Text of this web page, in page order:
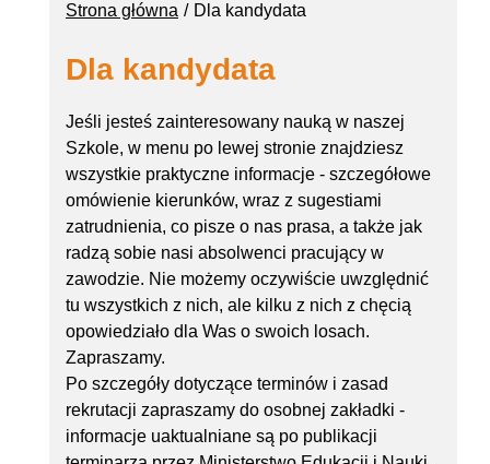
Strona główna Dla kandydata
Dla kandydata
Jeśli jesteś zainteresowany nauką w naszej
Szkole, w menu po lewej stronie znajdziesz
wszystkie praktyczne informacje - szczegółowe
omówienie kierunków, wraz z sugestiami
zatrudnienia, co pisze o nas prasa, a także jak
radzą sobie nasi absolwenci pracujący w
zawodzie. Nie możemy oczywiście uwzględnić
tu wszystkich z nich, ale kilku z nich z chęcią
opowiedziało dla Was o swoich losach.
Zapraszamy.
Po szczegóły dotyczące terminów i zasad
rekrutacji zapraszamy do osobnej zakładki -
informacje uaktualniane są po publikacji